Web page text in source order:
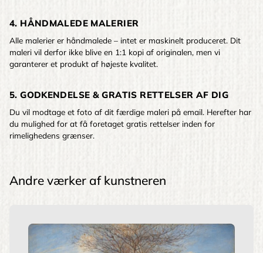
4. HÅNDMALEDE MALERIER
Alle malerier er håndmalede – intet er maskinelt produceret. Dit
maleri vil derfor ikke blive en 1:1 kopi af originalen, men vi
garanterer et produkt af højeste kvalitet.
5. GODKENDELSE & GRATIS RETTELSER AF DIG
Du vil modtage et foto af dit færdige maleri på email. Herefter har
du mulighed for at få foretaget gratis rettelser inden for
rimelighedens grænser.
Andre værker af kunstneren